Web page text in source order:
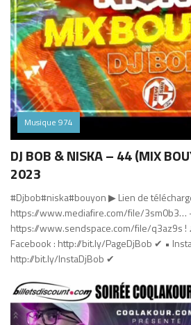
Musique 974
DJ BOB & NISKA – 44 (MIX
2023
#Djbob#niska#bouyon ▶ Lien de
https://www.mediafire.com/file/3sm0b3…
https://www.sendspace.com/file/q3az9s
Facebook : http://bit.ly/PageDjBob ✔ •
http://bit.ly/InstaDjBob ✔